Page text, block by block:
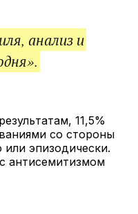
анализ и
11,5%
со стороны
или эпизодически.
антисемитизмом